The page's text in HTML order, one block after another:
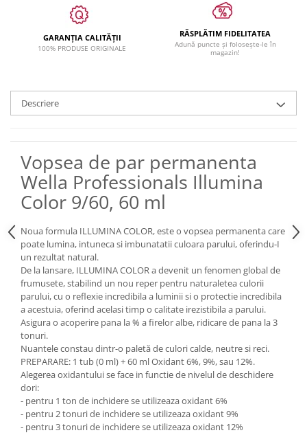
GARANȚIA CALITĂȚII
100% PRODUSE ORIGINALE
RĂSPLĂTIM FIDELITATEA
Adună puncte și folosește-le în
magazin!
Descriere
Vopsea de par permanenta
Wella Professionals Illumina
Color 9/60, 60 ml
Noua formula ILLUMINA COLOR, este o vopsea permanenta care
poate lumina, intuneca si imbunatatii culoara parului, oferindu-I
un rezultat natural.
De la lansare, ILLUMINA COLOR a devenit un fenomen global de
frumusete, stabilind un nou reper pentru naturaletea culorii
parului, cu o reflexie incredibila a luminii si o protectie incredibila
a acestuia, oferind acelasi timp o calitate irezistibila a parului.
Asigura o acoperire pana la % a firelor albe, ridicare de pana la 3
tonuri.
Nuantele constau dintr-o paletă de culori calde, neutre si reci.
PREPARARE: 1 tub (0 ml) + 60 ml Oxidant 6%, 9%, sau 12%.
Alegerea oxidantului se face in functie de nivelul de deschidere
dori:
- pentru 1 ton de inchidere se utilizeaza oxidant 6%
- pentru 2 tonuri de inchidere se utilizeaza oxidant 9%
- pentru 3 tonuri de inchidere se utilizeaza oxidant 12%